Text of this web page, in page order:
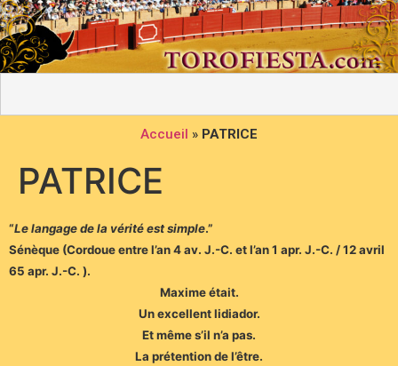
Accueil » PATRICE
PATRICE
“Le langage de la vérité est simple.”
Sénèque (Cordoue entre l’an 4 av. J.-C. et l’an 1 apr. J.-C. / 12 avril
65 apr. J.-C. ).
Maxime était.
Un excellent lidiador.
Et même s’il n’a pas.
La prétention de l’être.